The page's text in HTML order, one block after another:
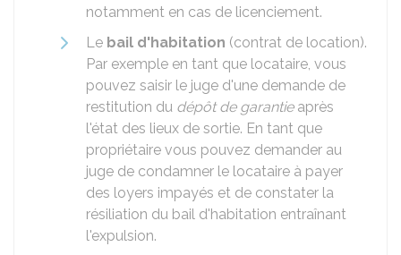
notamment en cas de licenciement.
Le bail d'habitation (contrat de location).
Par exemple en tant que locataire, vous
pouvez saisir le juge d'une demande de
restitution du dépôt de garantieaprès
l'état des lieux de sortie. En tant que
propriétaire vous pouvez demander au
juge de condamner le locataire à payer
des loyers impayés et de constater la
résiliation du bail d'habitation entraînant
l'expulsion.